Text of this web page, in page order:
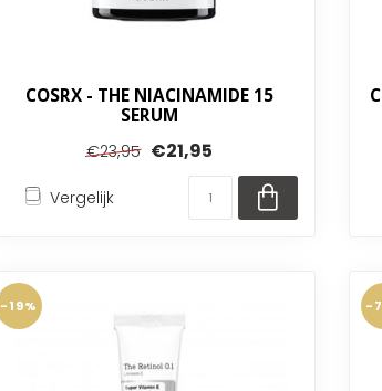
COSRX - THE NIACINAMIDE 15
SERUM
€23,95 €21,95
Vergelijk
-19% -